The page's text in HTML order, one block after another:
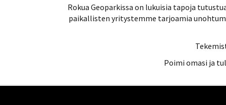
Rokua Geoparkissa on lukuisia tapoja
paikallisten yritystemme tarjoamia
Poimi omasi ja